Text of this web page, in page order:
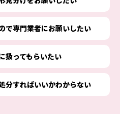
で専門業者にお願いしたい
扱ってもらいたい
分すればいいかわからない